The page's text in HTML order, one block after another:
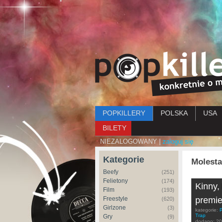
Menu główne
POPKILLERY POLSKA USA
BILETY
NIEZALOGOWANY | zaloguj się
Kategorie
Beefy (251)
Felietony (174)
Film (193)
Freestyle (620)
Girlzone (3)
Gry (9)
Molesta
kategorie:
Trap